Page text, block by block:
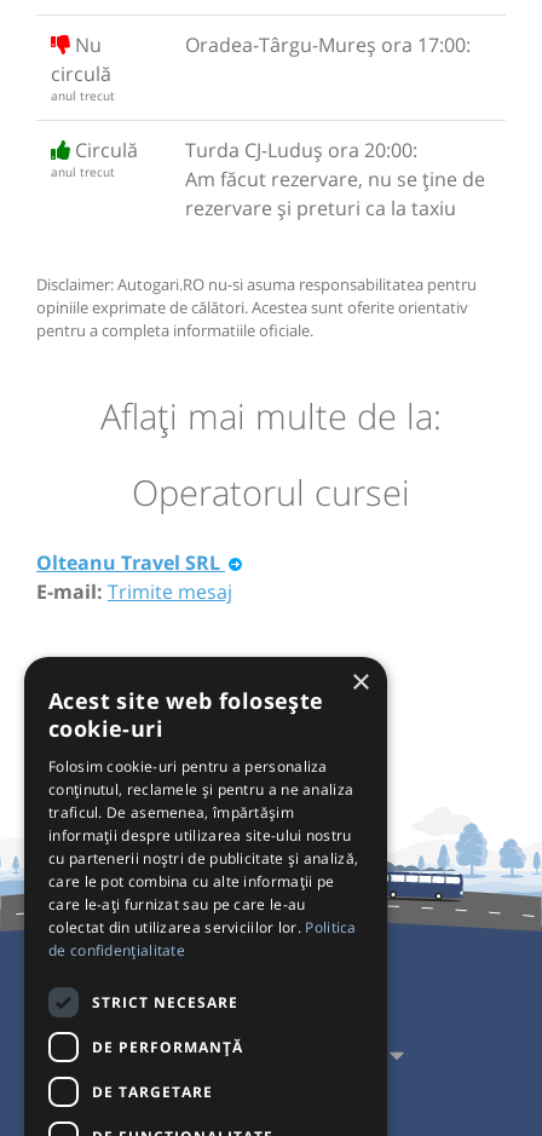
Nu
circulă
anul trecut
Oradea-Târgu-Mureș ora 17:00:
Circulă
anul trecut
Turda CJ-Luduș ora 20:00:
Am făcut rezervare, nu se ține de
rezervare și preturi ca la taxiu
Disclaimer: Autogari.RO nu-si asuma responsabilitatea pentru
opiniile exprimate de călători. Acestea sunt oferite orientativ
pentru a completa informatiile oficiale.
Aflaţi mai multe de la:
Operatorul cursei
Olteanu Travel SRL
E-mail: Trimite mesaj
Pentru Călători
Pentru Transportatori
Interacționăm
×
Acest site web folosește
cookie-uri
Folosim cookie-uri pentru a personaliza
conținutul, reclamele și pentru a ne analiza
traficul. De asemenea, împărtășim
informații despre utilizarea site-ului nostru
cu partenerii noștri de publicitate și analiză,
care le pot combina cu alte informații pe
care le-ați furnizat sau pe care le-au
colectat din utilizarea serviciilor lor. Politica
de confidențialitate
STRICT NECESARE
DE PERFORMANȚĂ
DE TARGETARE